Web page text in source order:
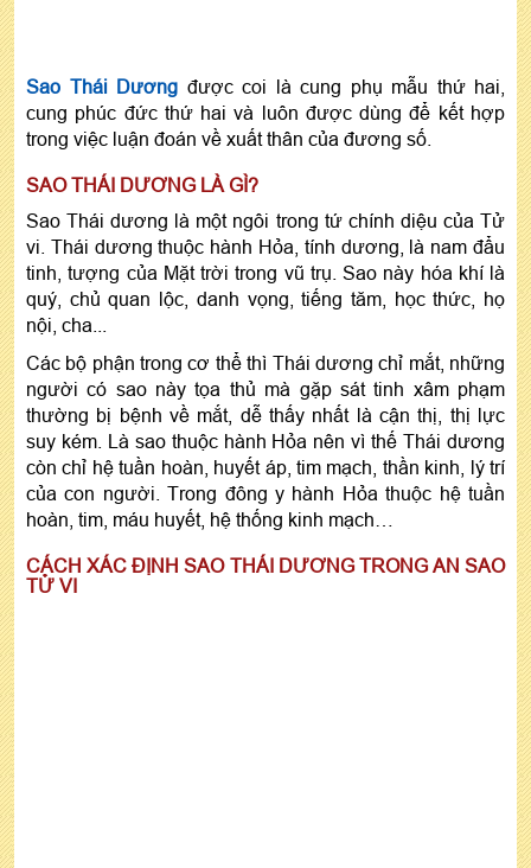
Sao Thái Dương được coi là cung phụ mẫu thứ hai,
cung phúc đức thứ hai và luôn được dùng để kết hợp
trong việc luận đoán về xuất thân của đương số.
SAO THÁI DƯƠNG LÀ GÌ?
Sao Thái dương là một ngôi trong tứ chính diệu của Tử
vi. Thái dương thuộc hành Hỏa, tính dương, là nam đẩu
tinh, tượng của Mặt trời trong vũ trụ. Sao này hóa khí là
quý, chủ quan lộc, danh vọng, tiếng tăm, học thức, họ
nội, cha...
Các bộ phận trong cơ thể thì Thái dương chỉ mắt, những
người có sao này tọa thủ mà gặp sát tinh xâm phạm
thường bị bệnh về mắt, dễ thấy nhất là cận thị, thị lực
suy kém. Là sao thuộc hành Hỏa nên vì thế Thái dương
còn chỉ hệ tuần hoàn, huyết áp, tim mạch, thần kinh, lý trí
của con người. Trong đông y hành Hỏa thuộc hệ tuần
hoàn, tim, máu huyết, hệ thống kinh mạch…
CÁCH XÁC ĐỊNH SAO THÁI DƯƠNG TRONG AN SAO
TỬ VI